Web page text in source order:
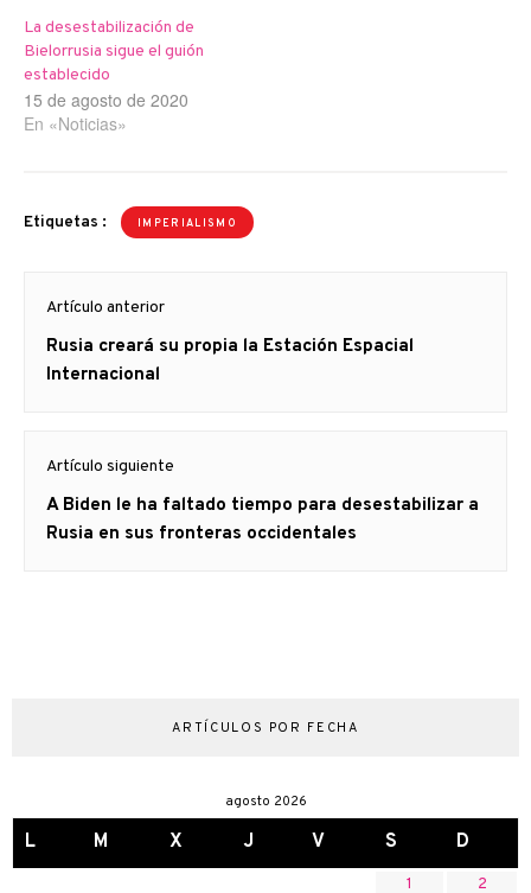
La desestabilización de
Bielorrusia sigue el guión
establecido
15 de agosto de 2020
En «Noticias»
Etiquetas : IMPERIALISMO
de
entradas
Artículo anterior
Artículo
anterior
Rusia creará su propia la Estación Espacial
Internacional
Artículo siguiente
Artículo
siguiente:
A Biden le ha faltado tiempo para desestabilizar a
Rusia en sus fronteras occidentales
ARTÍCULOS POR FECHA
agosto 2026
L M X J V S D
1
2